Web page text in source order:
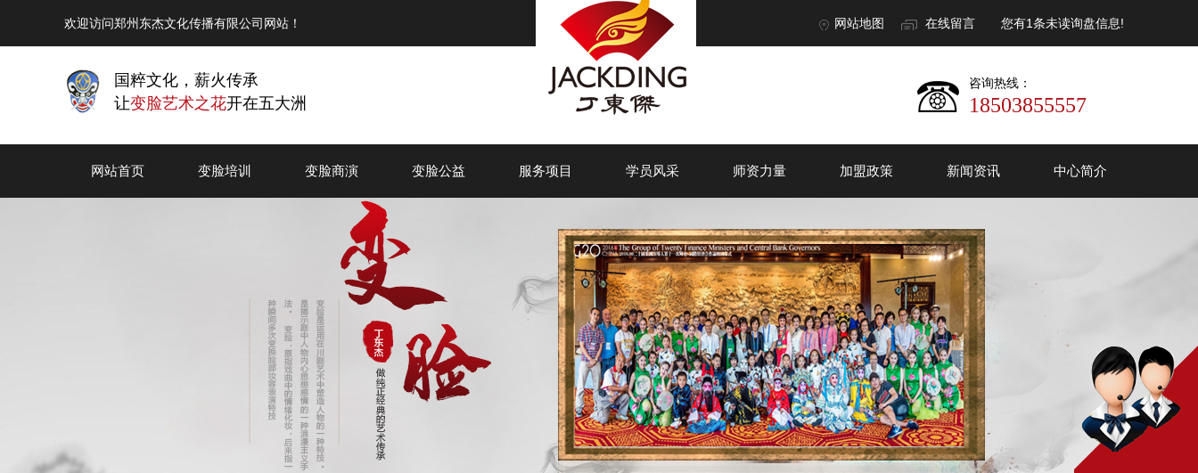
欢迎访问郑州东杰文化传播有限公司网站！ 网站地图 在线留言 您有1条未读询盘信息!
国粹文化，薪火传承
让变脸艺术之花开在五大洲
咨询热线：
18503855557
网站首页 变脸培训 变脸商演 变脸公益 服务项目 学员风采 师资力量 加盟政策 新闻资讯 中心简介